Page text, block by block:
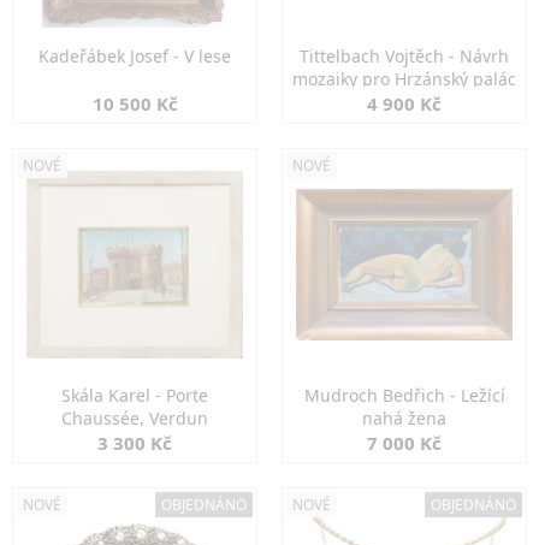
Kadeřábek Josef - V lese
10 500 Kč
Tittelbach Vojtěch - Návrh
mozaiky pro Hrzánský palác
4 900 Kč
NOVÉ
Skála Karel - Porte
Chaussée, Verdun
3 300 Kč
NOVÉ
Mudroch Bedřich - Ležící
nahá žena
7 000 Kč
NOVÉ OBJEDNÁNO NOVÉ OBJEDNÁNO